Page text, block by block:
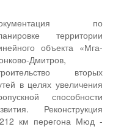
по
территории
объекта «Мга-
Дмитров,
вторых
в целях увеличения
способности
Реконструкция
212 км перегона Мюд -